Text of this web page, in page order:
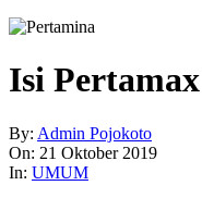
Isi
By: Admin Pojokoto
On: 21 Oktober 2019
In: UMUM